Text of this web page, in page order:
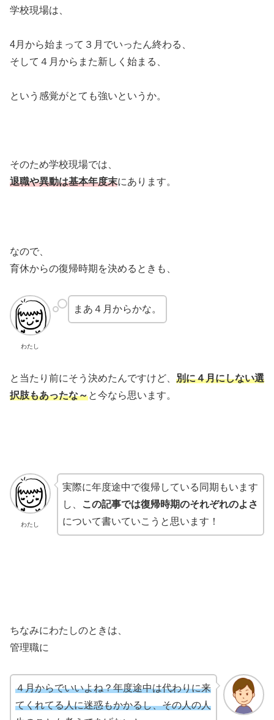
学校現場は、
4月から始まって３月でいったん終わる、
そして４月からまた新しく始まる、
という感覚がとても強いというか。
そのため学校現場では、
退職や異動は基本年度末にあります。
なので、
育休からの復帰時期を決めるときも、
わたし
まあ４月からかな。
と当たり前にそう決めたんですけど、 別に４月にしない選
択肢もあったな～と今なら思います。
わたし
実際に年度途中で復帰している同期もいます
し、
この記事では復帰時期のそれぞれのよさ
について書いていこうと思います！
ちなみにわたしのときは、
管理職に
４月からでいいよね？年度途中は代わりに来
てくれてる人に迷惑もかかるし、その人の人